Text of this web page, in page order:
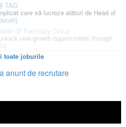
TAG
care să lucreze alături de Head of
@ Flaminjoy Group
new growth opportunities through
toate joburile
anunt de recrutare